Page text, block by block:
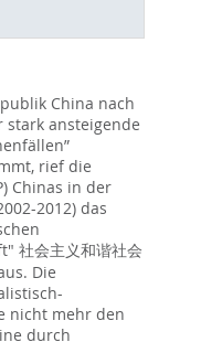
China nach
ansteigende
rief die
Chinas in der
2012) das
社会主义和谐社会
Die
nicht mehr den
durch